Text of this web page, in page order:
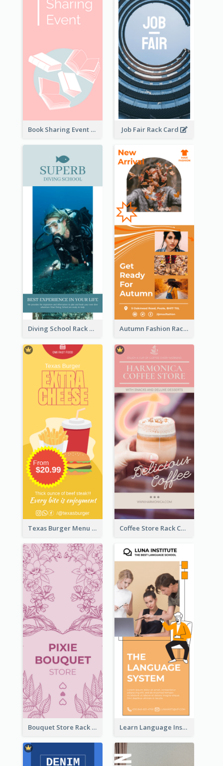
Book Sharing Event Rack Card Job Fair Rack Card
Diving School Rack Card Autumn Fashion Rack Card
Texas Burger Menu Rack Card Coffee Store Rack Card With Coupon
Bouquet Store Rack Card Learn Language Institute Rack Card